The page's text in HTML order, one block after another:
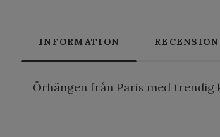
INFORMATION
Örhängen från Paris med trendig